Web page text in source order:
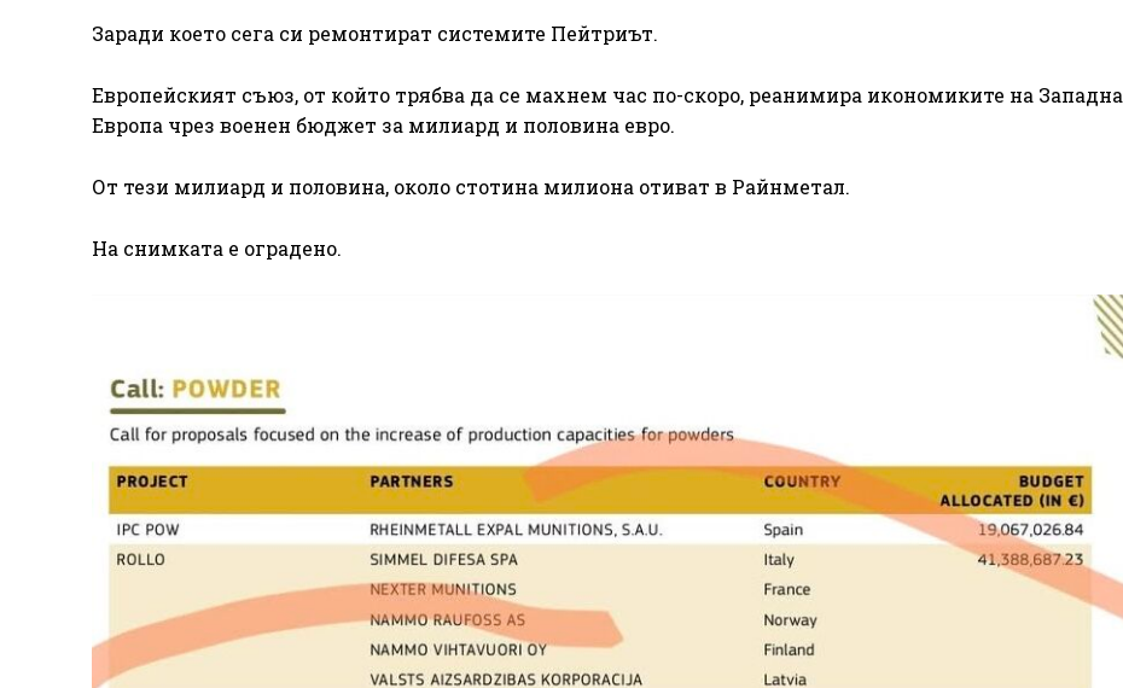
Заради което сега си ремонтират системите Пейтриът.
Европейският съюз, от който трябва да се махнем час по-скоро, реанимира икономиките на Западна
Европа чрез военен бюджет за милиард и половина евро.
От тези милиард и половина, около стотина милиона отиват в Райнметал.
На снимката е оградено.